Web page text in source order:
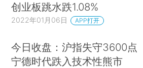
创业板跳水跌1.08%
2022年01月06日 APP打开
今日收盘：沪指失守3600点
宁德时代跌入技术性熊市